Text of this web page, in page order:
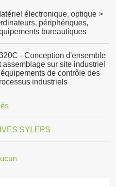
électronique, optique >
périphériques,
bureautiques
- Conception d'ensemble
assemblage sur site industriel
de contrôle des
industriels
SYLEPS